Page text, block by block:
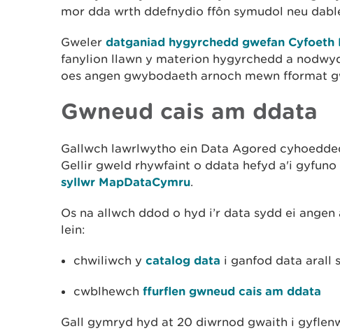
mor dda wrth ddefnydio ffôn symudol neu
Gweler datganiad hygyrchedd gwefan Cyfoeth
fanylion llawn y materion hygyrchedd a
oes angen gwybodaeth arnoch mewn fformat
Gwneud cais am ddata
Gallwch lawrlwytho ein Data Agored
Gellir gweld rhywfaint o ddata hefyd a'i
syllwr MapDataCymru.
Os na allwch ddod o hyd i’r data sydd ei angen
lein:
chwiliwch y catalog data i ganfod data arall
cwblhewch ffurflen gwneud cais am ddata
Gall gymryd hyd at 20 diwrnod gwaith i